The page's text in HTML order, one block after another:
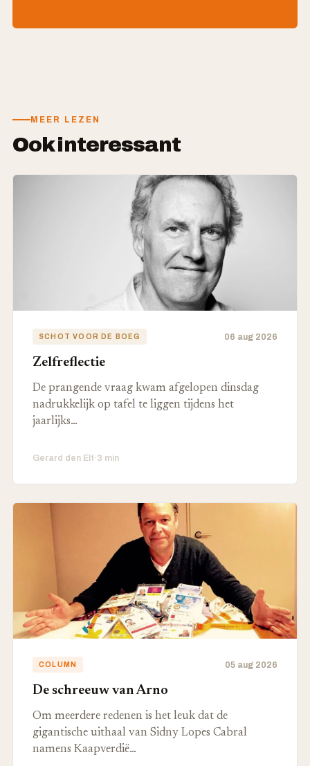
MEER LEZEN
Ook interessant
SCHOT VOOR DE BOEG 06 aug 2026
Zelfreflectie
De prangende vraag kwam afgelopen dinsdag
nadrukkelijk op tafel te liggen tijdens het
jaarlijks…
Gerard den Elt·3 min
COLUMN 05 aug 2026
De schreeuw van Arno
Om meerdere redenen is het leuk dat de
gigantische uithaal van Sidny Lopes Cabral
namens Kaapverdië…